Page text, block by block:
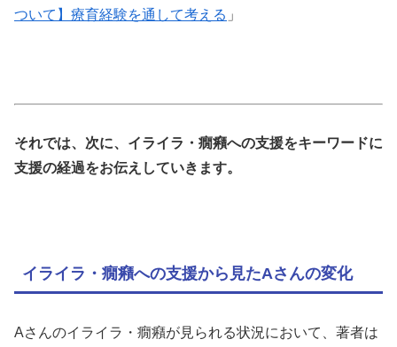
ついて】療育経験を通して考える 」
それでは、次に、イライラ・癇癪への支援をキーワードに
支援の経過をお伝えしていきます。
イライラ・癇癪への支援から見たAさんの変化
Aさんのイライラ・癇癪が見られる状況において、著者は